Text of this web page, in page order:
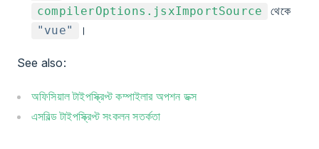
compilerOptions.jsxImportSource থেকে
"vue" ।
See also:
অফিসিয়াল টাইপস্ক্রিপ্ট কম্পাইলার অপশন ডক্স
এসবিল্ড টাইপস্ক্রিপ্ট সংকলন সতর্কতা